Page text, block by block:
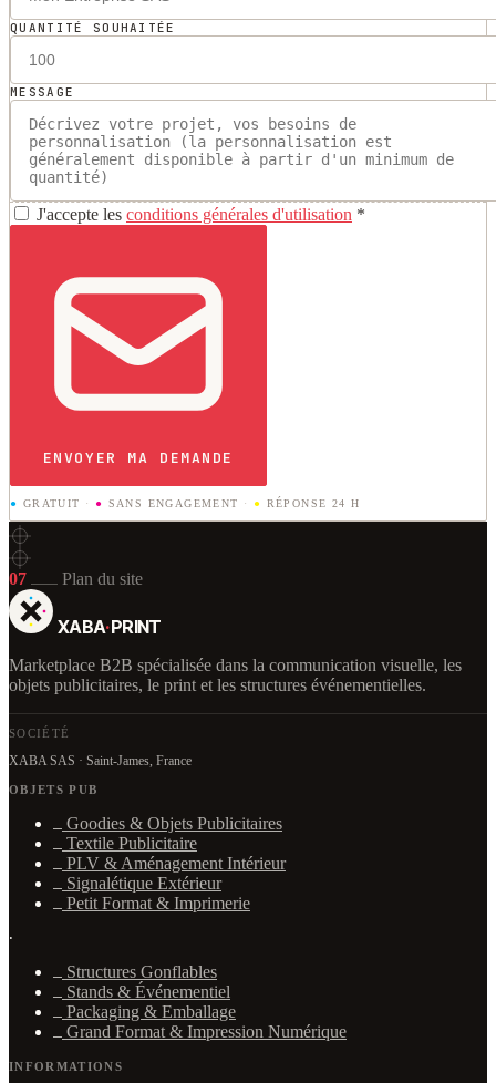
QUANTITÉ SOUHAITÉE
MESSAGE
J'accepte les conditions générales d'utilisation *
ENVOYER MA DEMANDE
● GRATUIT · ● SANS ENGAGEMENT · ● RÉPONSE 24 H
07 Plan du site
XABA·PRINT
Marketplace B2B spécialisée dans la communication visuelle, les
objets publicitaires, le print et les structures événementielles.
SOCIÉTÉ
XABA SAS · Saint-James, France
OBJETS PUB
Goodies & Objets Publicitaires
Textile Publicitaire
PLV & Aménagement Intérieur
Signalétique Extérieur
Petit Format & Imprimerie
·
Structures Gonflables
Stands & Événementiel
Packaging & Emballage
Grand Format & Impression Numérique
INFORMATIONS